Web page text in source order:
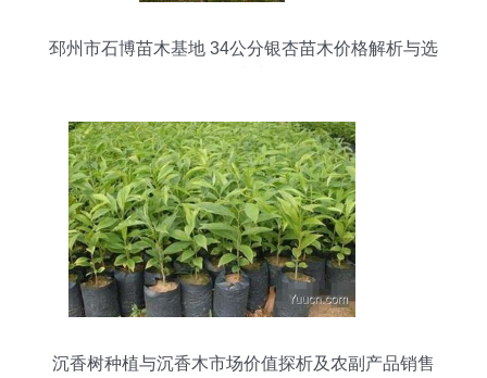
邳州市石博苗木基地 34公分银杏苗木价格解析与选
沉香树种植与沉香木市场价值探析及农副产品销售